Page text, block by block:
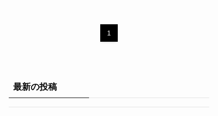
1
最新の投稿